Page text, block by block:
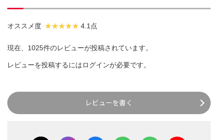
オススメ度 4.1点
現在、1025件のレビューが投稿されています。
レビューを投稿するにはログインが必要です。
レビューを書く